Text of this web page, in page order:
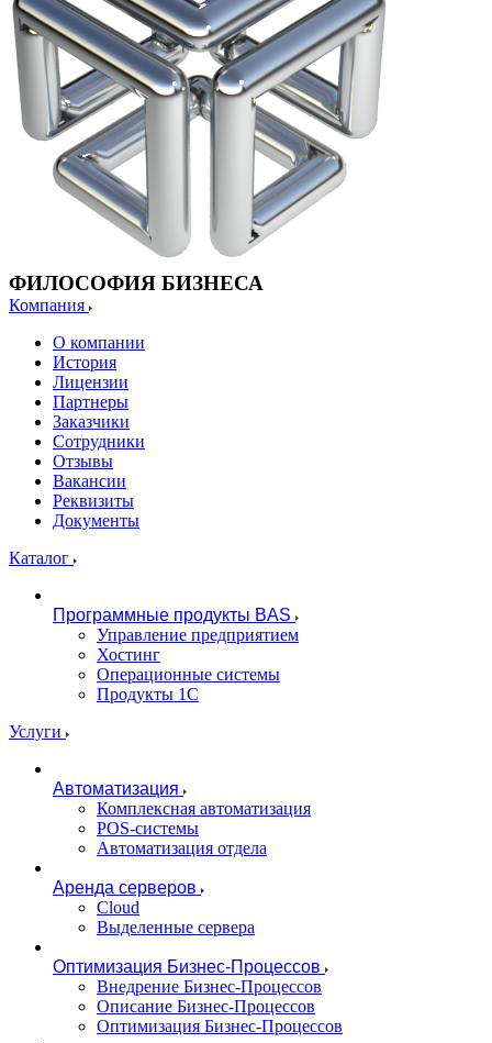
ФИЛОСОФИЯ БИЗНЕСА
Компания
О компании
История
Лицензии
Партнеры
Заказчики
Сотрудники
Отзывы
Вакансии
Реквизиты
Документы
Каталог
Программные продукты BAS
Управление предприятием
Хостинг
Операционные системы
Продукты 1С
Услуги
Автоматизация
Комплексная автоматизация
POS-системы
Автоматизация отдела
Аренда серверов
Cloud
Выделенные сервера
Оптимизация Бизнес-Процессов
Внедрение Бизнес-Процессов
Описание Бизнес-Процессов
Оптимизация Бизнес-Процессов